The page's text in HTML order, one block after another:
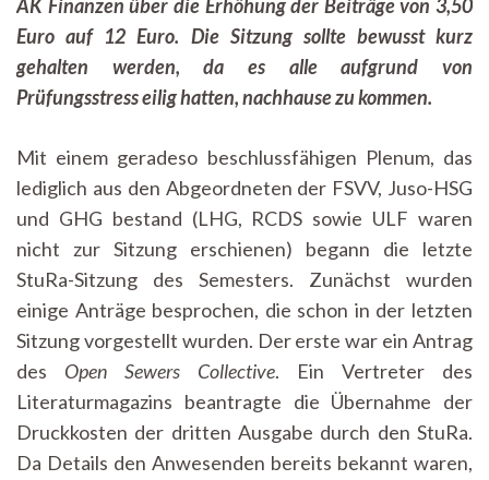
Beitragserhöhung
nimmt
Form
an
AK Finanzen über die Erhöhung der Beiträge von 3,50
Euro auf 12 Euro. Die Sitzung sollte bewusst kurz
gehalten werden, da es alle aufgrund von
Prüfungsstress eilig hatten, nachhause zu kommen.
Mit einem geradeso beschlussfähigen Plenum, das
lediglich aus den Abgeordneten der FSVV, Juso-HSG
und GHG bestand (LHG, RCDS sowie ULF waren
nicht zur Sitzung erschienen) begann die letzte
StuRa-Sitzung des Semesters. Zunächst wurden
einige Anträge besprochen, die schon in der letzten
Sitzung vorgestellt wurden. Der erste war ein Antrag
des Open Sewers Collective. Ein Vertreter des
Literaturmagazins beantragte die Übernahme der
Druckkosten der dritten Ausgabe durch den StuRa.
Da Details den Anwesenden bereits bekannt waren,